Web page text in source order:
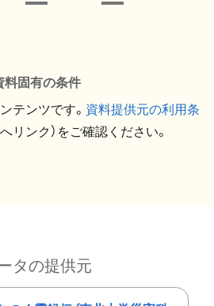
料固有の条件
テンツです。 資料提供元の利用条
リンク）をご確認ください。
タの提供元